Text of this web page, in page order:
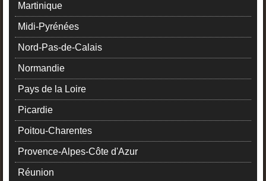
Martinique
Midi-Pyrénées
Nord-Pas-de-Calais
Normandie
Pays de la Loire
Picardie
Poitou-Charentes
Provence-Alpes-Côte d'Azur
Réunion